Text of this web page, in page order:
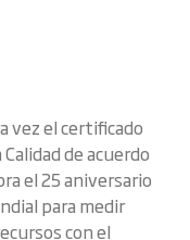
vez el certificado
de acuerdo
el 25 aniversario
para medir
con el